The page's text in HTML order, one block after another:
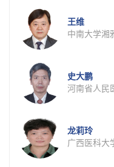
王维
中南大学湘
史大鹏
河南省人民
龙莉玲
广西医科大